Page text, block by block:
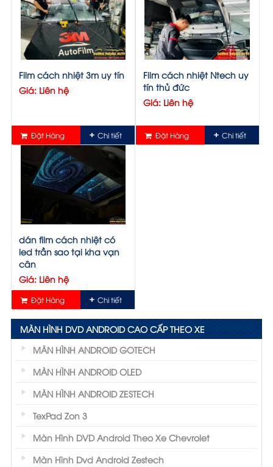
Film cách nhiệt 3m uy tín
Giá: Liên hệ
Đặt Hàng Chi tiết
Film cách nhiệt Ntech uy
tín thủ đức
Giá: Liên hệ
Đặt Hàng Chi tiết
dán film cách nhiệt có
led trần sao tại kha vạn
cân
Giá: Liên hệ
Đặt Hàng Chi tiết
MÀN HÌNH DVD ANDROID CAO CẤP THEO XE
MÀN HÌNH ANDROID GOTECH
MÀN HÌNH ANDROID OLED
MÀN HÌNH ANDROID ZESTECH
TexPad Zon 3
Màn Hình DVD Android Theo Xe Chevrolet
Màn Hình Dvd Android Zestech